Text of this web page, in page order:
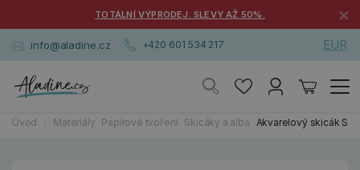
TOTÁLNÍ VÝPRODEJ. SLEVY AŽ 50%. ×
info@aladine.cz +420 601 534 217 EUR
Úvod Materiály Papírové tvoření Skicáky a alba Akvarelový skicák